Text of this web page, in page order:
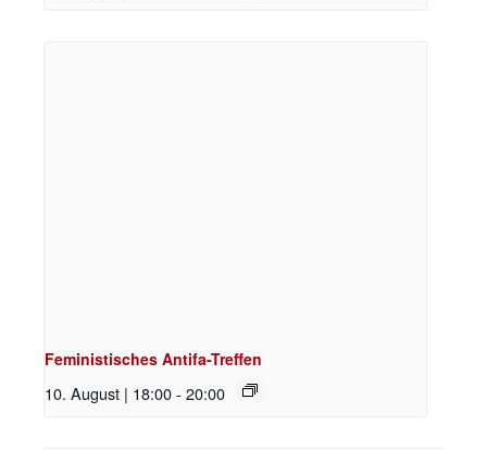
Feministisches Antifa-Treffen
10. August | 18:00- 20:00